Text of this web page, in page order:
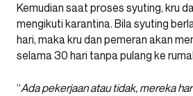
Kemudian saat proses syuting, kru
mengikuti karantina. Bila syuting
hari, maka kru dan pemeran akan
selama 30 hari tanpa pulang ke
“Ada pekerjaan atau tidak, mereka